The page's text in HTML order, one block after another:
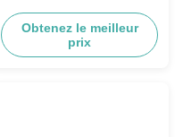
18VAC/6.25A 15A 130℃
d'isolement de l'énergie
verte 225W
Obtenez le meilleur
prix